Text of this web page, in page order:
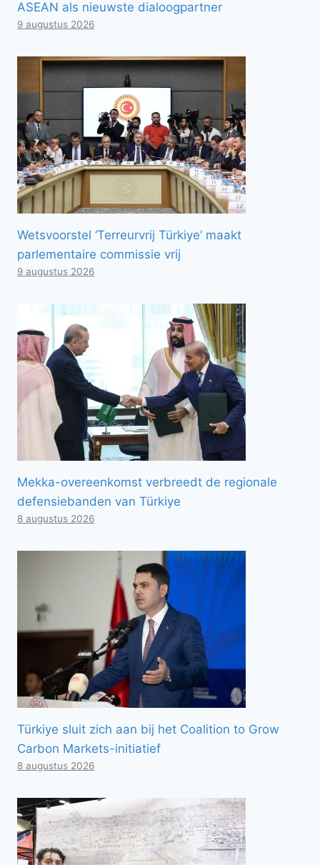
ASEAN als nieuwste dialoogpartner
9 augustus 2026
Wetsvoorstel ‘Terreurvrij Türkiye’ maakt
parlementaire commissie vrij
9 augustus 2026
Mekka-overeenkomst verbreedt de regionale
defensiebanden van Türkiye
8 augustus 2026
Türkiye sluit zich aan bij het Coalition to Grow
Carbon Markets-initiatief
8 augustus 2026